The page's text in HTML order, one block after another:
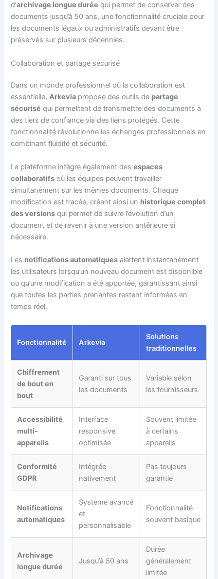
d’archivage longue durée qui permet de conserver des
documents jusqu’à 50 ans, une fonctionnalité cruciale pour
les documents légaux ou administratifs devant être
préservés sur plusieurs décennies.
Collaboration et partage sécurisé
Dans un monde professionnel où la collaboration est
essentielle,Arkevia propose des outils de partage
sécurisé qui permettent de transmettre des documents à
des tiers de confiance via des liens protégés. Cette
fonctionnalité révolutionne les échanges professionnels en
combinant fluidité et sécurité.
La plateforme intègre également desespaces
collaboratifs où les équipes peuvent travailler
simultanément sur les mêmes documents. Chaque
modification est tracée, créant ainsi un historique complet
des versions qui permet de suivre l’évolution d’un
document et de revenir à une version antérieure si
nécessaire.
Les notifications automatiques alertent instantanément
les utilisateurs lorsqu’un nouveau document est disponible
ou qu’une modification a été apportée, garantissant ainsi
que toutes les parties prenantes restent informées en
temps réel.
Fonctionnalité Arkevia
Solutions
traditionnelles
Chiffrement
de bout en
bout
Garanti sur tous
les documents
Variable selon
les fournisseurs
Accessibilité
multi-
appareils
Interface
responsive
optimisée
Souvent limitée
à certains
appareils
Conformité
GDPR
Intégrée
nativement
Pas toujours
garantie
Notifications
automatiques
Système avancé
et
personnalisable
Fonctionnalité
souvent basique
Archivage
longue durée
Jusqu’à 50 ans
Durée
généralement
limitée